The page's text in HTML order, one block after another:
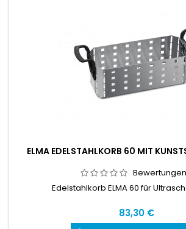
ELMA EDELSTAHLKORB 60 MIT
Edelstahlkorb ELMA 60 für
83,30 €